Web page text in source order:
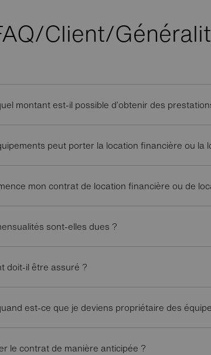
Client/
montant est-il possible d’obtenir des
peut porter la location financière ou la
mon contrat de location financière ou de
sont-elles dues ?
doit-il être assuré ?
est-ce que je deviens propriétaire des
le contrat de manière anticipée ?